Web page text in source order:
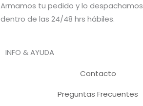
Armamos tu pedido y lo despachamos
dentro de las 24/48 hrs hábiles.
INFO & AYUDA
Contacto
Preguntas Frecuentes